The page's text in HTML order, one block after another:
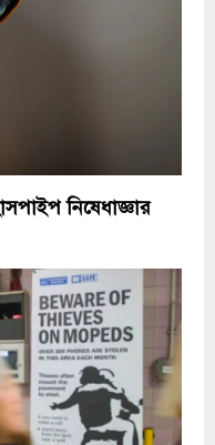
নিষেধাজ্ঞার